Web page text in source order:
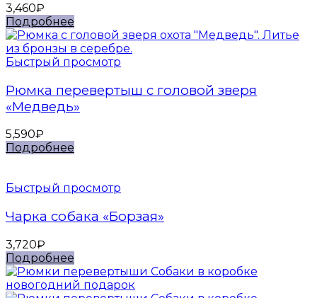
3,460₽
Подробнее
Быстрый просмотр
Рюмка перевертыш с головой зверя
«Медведь»
5,590₽
Подробнее
Быстрый просмотр
Чарка собака «Борзая»
3,720₽
Подробнее